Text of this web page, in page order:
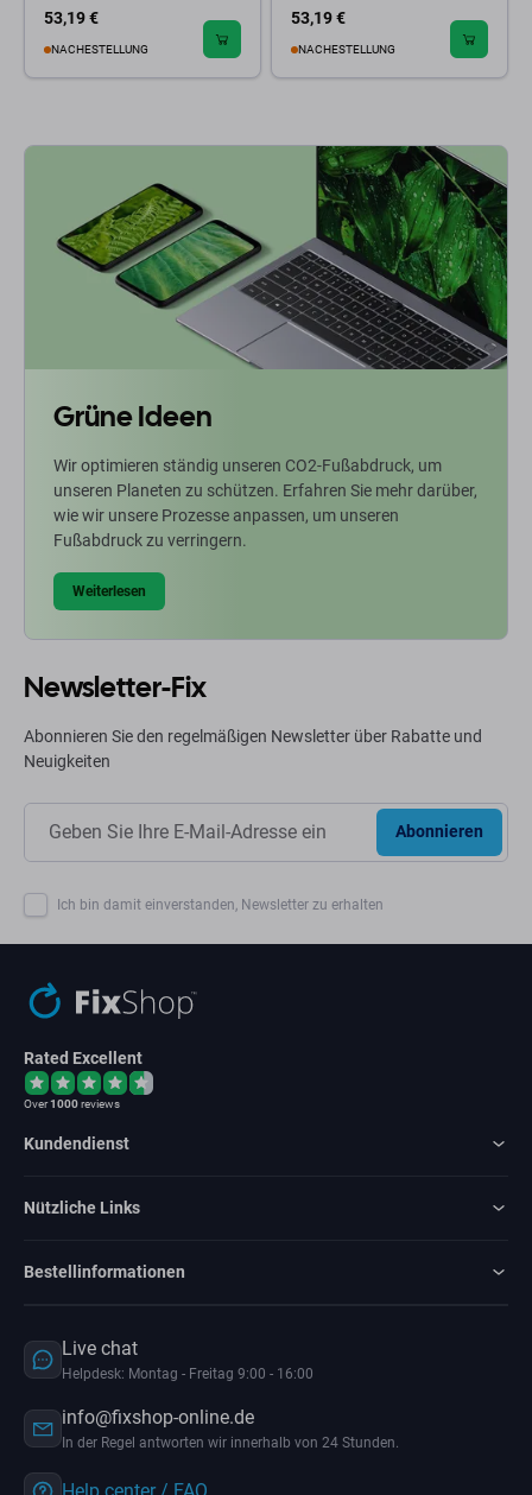
53,19 €
NACHESTELLUNG
53,19 €
NACHESTELLUNG
Grüne Ideen
Wir optimieren ständig unseren CO2-Fußabdruck, um
unseren Planeten zu schützen. Erfahren Sie mehr darüber,
wie wir unsere Prozesse anpassen, um unseren
Fußabdruck zu verringern.
Weiterlesen
Newsletter-Fix
Abonnieren Sie den regelmäßigen Newsletter über Rabatte und
Neuigkeiten
Abonnieren
Ich bin damit einverstanden, Newsletter zu erhalten
Rated Excellent
Over1000reviews
Kundendienst
Nützliche Links
Bestellinformationen
Live chat
Helpdesk: Montag - Freitag 9:00 - 16:00
info@fixshop-online.de
In der Regel antworten wir innerhalb von 24 Stunden.